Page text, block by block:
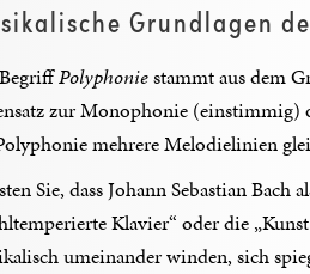
Grundlagen
Polyphoniestammt aus dem
zur Monophonie
mehrere Melodielinien
Sie, dass Johann Sebastian
Klavier“ oder die
umeinander winden, sich